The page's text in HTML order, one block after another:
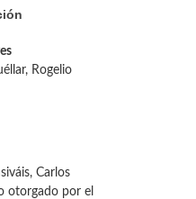
Rogelio
Carlos
otorgado por el